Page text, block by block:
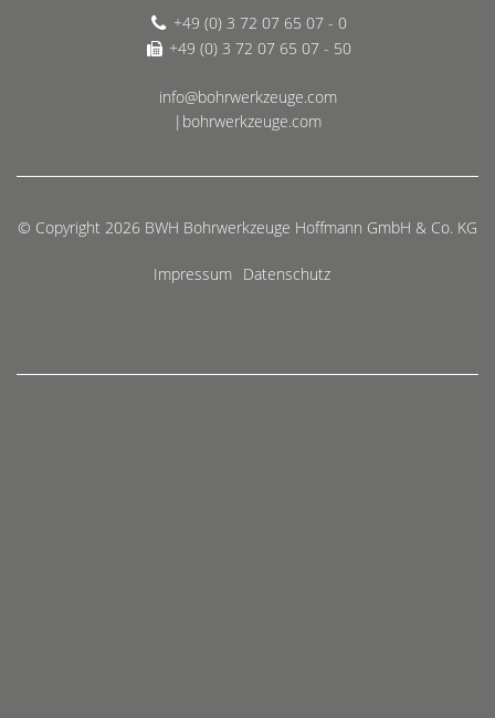
+49 (0) 3 72 07 65 07 - 0
+49 (0) 3 72 07 65 07 - 50
info@bohrwerkzeuge.com
|bohrwerkzeuge.com
© Copyright 2026 BWH Bohrwerkzeuge Hoffmann GmbH & Co. KG
Impressum Datenschutz